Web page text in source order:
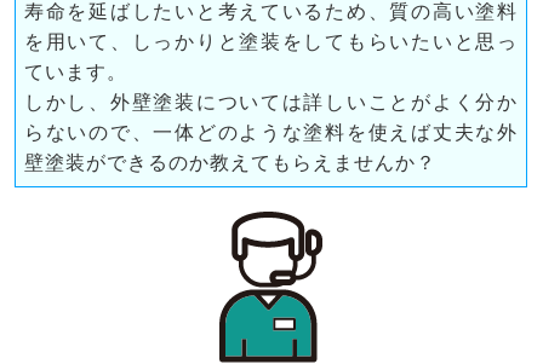
寿命を延ばしたいと考えているため、質の高い塗料
を用いて、しっかりと塗装をしてもらいたいと思っ
ています。
しかし、外壁塗装については詳しいことがよく分か
らないので、一体どのような塗料を使えば丈夫な外
壁塗装ができるのか教えてもらえませんか？